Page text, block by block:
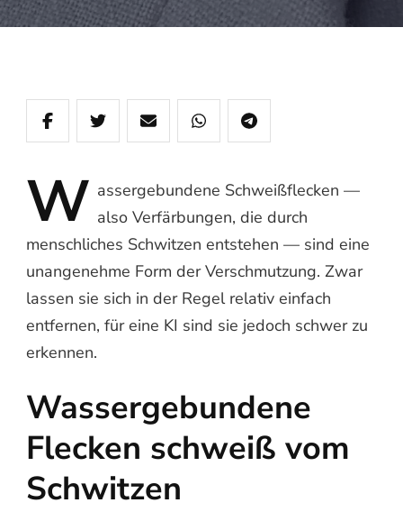
W assergebundene Schweißflecken —
also Verfärbungen, die durch
menschliches Schwitzen entstehen — sind eine
unangenehme Form der Verschmutzung. Zwar
lassen sie sich in der Regel relativ einfach
entfernen, für eine KI sind sie jedoch schwer zu
erkennen.
Wassergebundene
Flecken schweiß vom
Schwitzen